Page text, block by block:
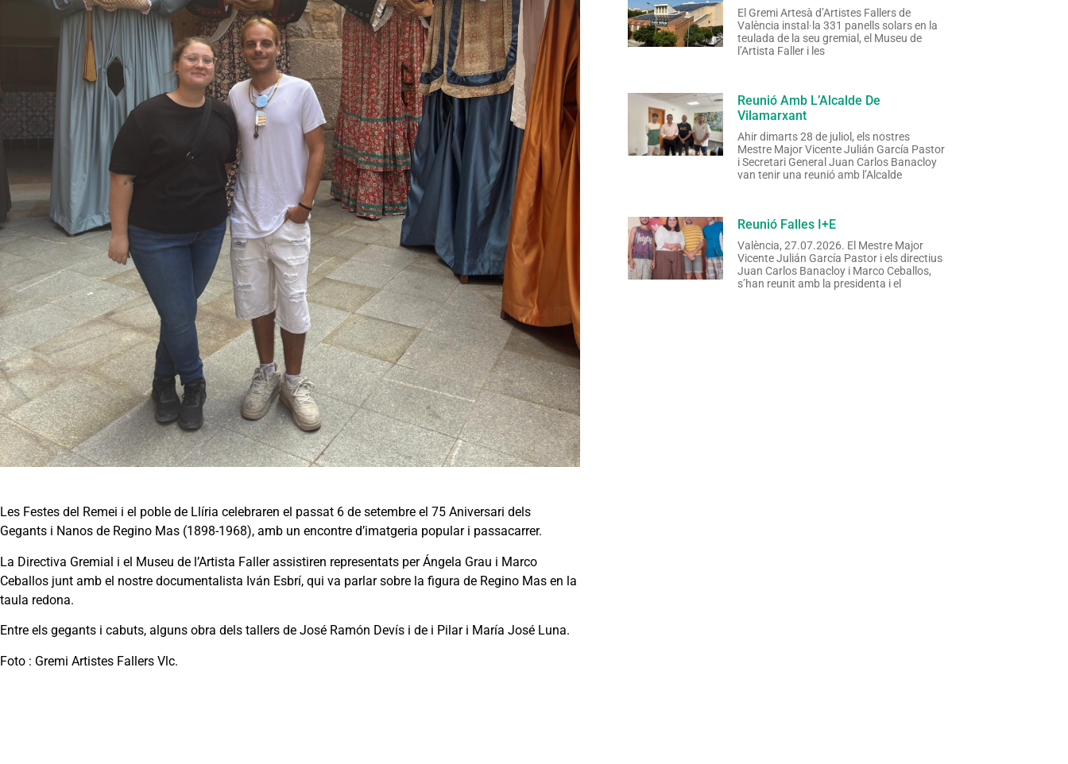
Les Festes del Remei i el poble de Llíria celebraren el passat 6 de setembre el 75 Aniversari dels
Gegants i Nanos de Regino Mas (1898-1968), amb un encontre d’imatgeria popular i passacarrer.
La Directiva Gremial i el Museu de l’Artista Faller assistiren representats per Ángela Grau i Marco
Ceballos junt amb el nostre documentalista Iván Esbrí, qui va parlar sobre la figura de Regino Mas en la
taula redona.
Entre els gegants i cabuts, alguns obra dels tallers de José Ramón Devís i de i Pilar i María José Luna.
Foto : Gremi Artistes Fallers Vlc.
El Gremi Artesà d’Artistes Fallers de
València instal·la 331 panells solars en la
teulada de la seu gremial, el Museu de
l’Artista Faller i les
Reunió Amb L’Alcalde De
Vilamarxant
Ahir dimarts 28 de juliol, els nostres
Mestre Major Vicente Julián García Pastor
i Secretari General Juan Carlos Banacloy
van tenir una reunió amb l’Alcalde
Reunió Falles I+E
València, 27.07.2026. El Mestre Major
Vicente Julián García Pastor i els directius
Juan Carlos Banacloy i Marco Ceballos,
s’han reunit amb la presidenta i el